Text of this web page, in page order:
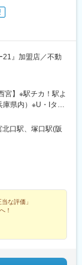
21』加盟店／不動
宮】※駅チカ！駅よ
県内）※U・Iター
北店／尼崎市武庫
店／伊丹市西台1-
8◎武庫之荘南店
宮市松籟荘11-
2-3-6☆印の店舗に
2-3-1・勤務地：上
労働条件：出向
株式会社アク
1-6-8・勤務地：
・労働条件：出
口駅、塚口駅(阪
な評価」
！